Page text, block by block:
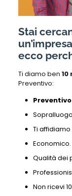
Stai
ecco
Ti diamo ben 10
Preventivo:
Ti
Economico.
Qualità dei
Non ricevi